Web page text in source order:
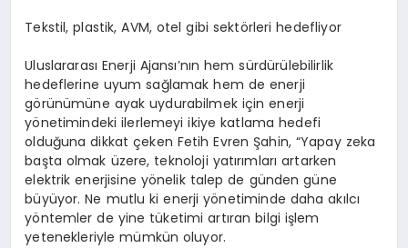
Tekstil, plastik, AVM, otel gibi sektörleri hedefliyor
Uluslararası Enerji Ajansı’nın hem sürdürülebilirlik
hedeflerine uyum sağlamak hem de enerji
görünümüne ayak uydurabilmek için enerji
yönetimindeki ilerlemeyi ikiye katlama hedefi
olduğuna dikkat çeken Fetih Evren Şahin, “Yapay zeka
başta olmak üzere, teknoloji yatırımları artarken
elektrik enerjisine yönelik talep de günden güne
büyüyor. Ne mutlu ki enerji yönetiminde daha akılcı
yöntemler de yine tüketimi artıran bilgi işlem
yetenekleriyle mümkün oluyor.